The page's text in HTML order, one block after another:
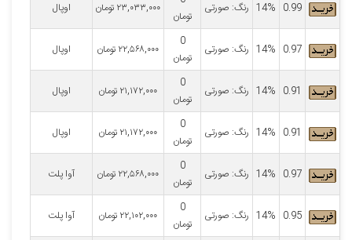
0.99
14% رنگ: صورتی
تومان
۲۳,۰۳۳,۰۰۰ تومان اوپال
0.97
14% رنگ: صورتی
0
تومان
۲۲,۵۶۸,۰۰۰ تومان اوپال
0.91
14% رنگ: صورتی
0
تومان
۲۱,۱۷۲,۰۰۰ تومان اوپال
0.91
14% رنگ: صورتی
0
تومان
۲۱,۱۷۲,۰۰۰ تومان اوپال
0.97
14% رنگ: صورتی
0
تومان
۲۲,۵۶۸,۰۰۰ تومان آوا پلت
0.95
14% رنگ: صورتی
0
تومان
۲۲,۱۰۲,۰۰۰ تومان آوا پلت